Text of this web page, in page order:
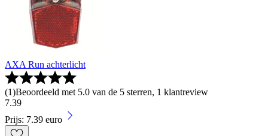
AXA Run achterlicht
(1)Beoordeeld met 5.0 van de 5 sterren, 1 klantreview
7.39
Prijs: 7.39 euro